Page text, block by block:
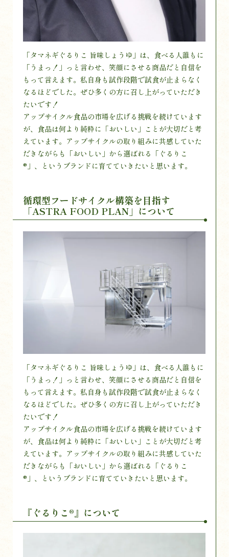
「タマネギぐるりこ 旨味しょうゆ」は、食べる人誰もに
「うまっ！」っと言わせ、笑顔にさせる商品だと自信を
もって言えます。私自身も試作段階で試食が止まらなく
なるほどでした。ぜひ多くの方に召し上がっていただき
たいです！
アップサイクル食品の市場を広げる挑戦を続けています
が、食品は何より純粋に「おいしい」ことが大切だと考
えています。アップサイクルの取り組みに共感していた
だきながらも「おいしい」から選ばれる「ぐるりこ
®」、というブランドに育てていきたいと思います。
循環型フードサイクル構築を目指す
「ASTRA FOOD PLAN」について
「タマネギぐるりこ 旨味しょうゆ」は、食べる人誰もに
「うまっ！」っと言わせ、笑顔にさせる商品だと自信を
もって言えます。私自身も試作段階で試食が止まらなく
なるほどでした。ぜひ多くの方に召し上がっていただき
たいです！
アップサイクル食品の市場を広げる挑戦を続けています
が、食品は何より純粋に「おいしい」ことが大切だと考
えています。アップサイクルの取り組みに共感していた
だきながらも「おいしい」から選ばれる「ぐるりこ
®」、というブランドに育てていきたいと思います。
『ぐるりこ®』について